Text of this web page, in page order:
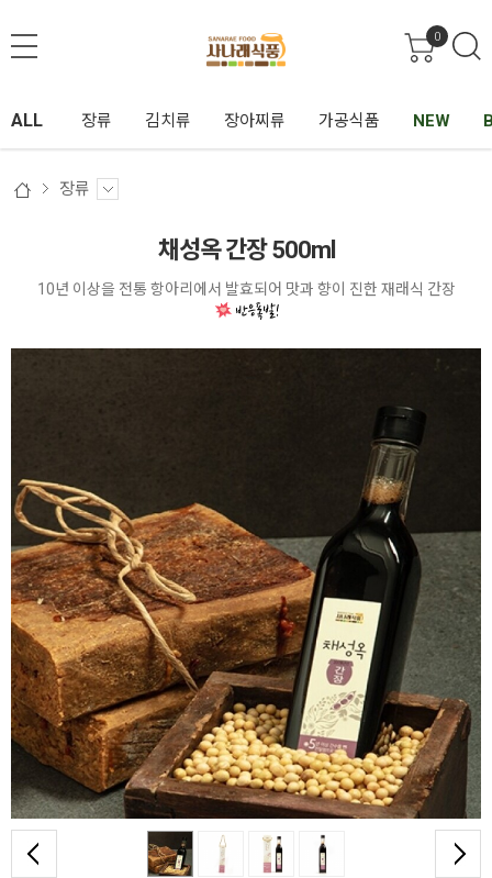
0
ALL 장류 김치류 장아찌류 가공식품 NEW
장류
채성옥 간장 500ml
10년 이상을 전통 항아리에서 발효되어 맛과 향이 진한 재래식 간장